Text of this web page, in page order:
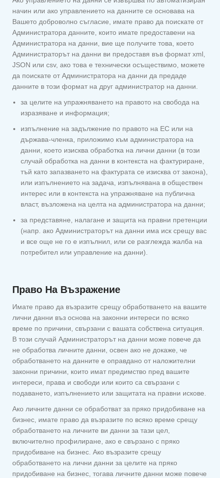
начин или ако управлението на данните се основава на
Вашето доброволно съгласие, имате право да поискате от
Администратора данните, които имате предоставени на
Администратора на данни, вие ще получите това, което
Администраторът на данни ви предоставя във формат xml,
JSON или csv, ако това е технически осъществимо, можете
да поискате от Администратора на данни да предаде
данните в този формат на друг администратор на данни.
за целите на упражняването на правото на свобода на
изразяване и информация;
изпълнение на задължение по правото на ЕС или на
държава-членка, приложимо към администратора на
данни, което изисква обработка на лични данни (в този
случай обработка на данни в контекста на фактуриране,
тъй като запазването на фактурата се изисква от закона),
или изпълнението на задача, изпълнявана в обществен
интерес или в контекста на упражняване на публична
власт, възложена на целта на администратора на данни;
за представяне, налагане и защита на правни претенции
(напр. ако Администраторът на данни има иск срещу вас
и все още не го е изпълнил, или се разглежда жалба на
потребител или управление на данни).
Право На Възражение
Имате право да възразите срещу обработването на вашите
лични данни въз основа на законни интереси по всяко
време по причини, свързани с вашата собствена ситуация.
В този случай Администраторът на данни може повече да
не обработва личните данни, освен ако не докаже, че
обработването на данните е оправдано от наложителни
законни причини, които имат предимство пред вашите
интереси, права и свободи или които са свързани с
подаването, изпълнението или защитата на правни искове.
Ако личните данни се обработват за пряко придобиване на
бизнес, имате право да възразите по всяко време срещу
обработването на личните ви данни за тази цел,
включително профилиране, ако е свързано с пряко
придобиване на бизнес. Ако възразите срещу
обработването на лични данни за целите на пряко
придобиване на бизнес, тогава личните данни може повече